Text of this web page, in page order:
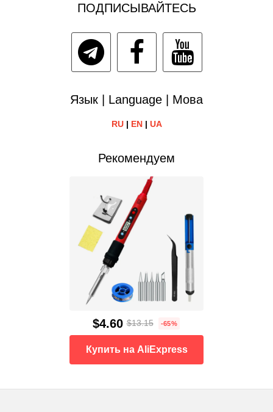
ПОДПИСЫВАЙТЕСЬ
Язык | Language | Мова
RU| EN| UA
Рекомендуем
$4.60 $13.15 -65%
Купить на AliExpress